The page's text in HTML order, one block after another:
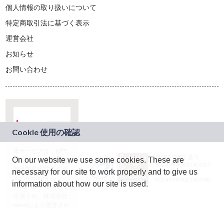
個人情報の取り扱いについて
特定商取引法に基づく表示
運営会社
お知らせ
お問い合わせ
ドコモグループの新
規事業創出プログラ
ム「docomo
STARTUP」を通じて
JASRAC許諾番号：
9024936001Y45037
JASRAC許諾番号：
On our website we use some cookies. These are
necessary for our site to work properly and to give us
information about how our site is used.